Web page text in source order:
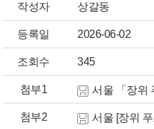
작성자 상갈동
등록일 2026-06-02
조회수 345
첨부1 서울 「장위
첨부2 서울 [장위